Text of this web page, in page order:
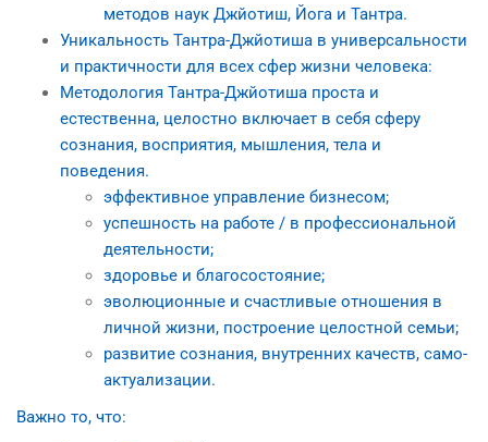
методов наук Джйотиш, Йога и Тантра.
Уникальность Тантра-Джйотиша в универсальности
и практичности для всех сфер жизни человека:
Методология Тантра-Джйотиша проста и
естественна, целостно включает в себя сферу
сознания, восприятия, мышления, тела и
поведения.
эффективное управление бизнесом;
успешность на работе / в профессиональной
деятельности;
здоровье и благосостояние;
эволюционные и счастливые отношения в
личной жизни, построение целостной семьи;
развитие сознания, внутренних качеств, само-
актуализации.
Важно то, что: